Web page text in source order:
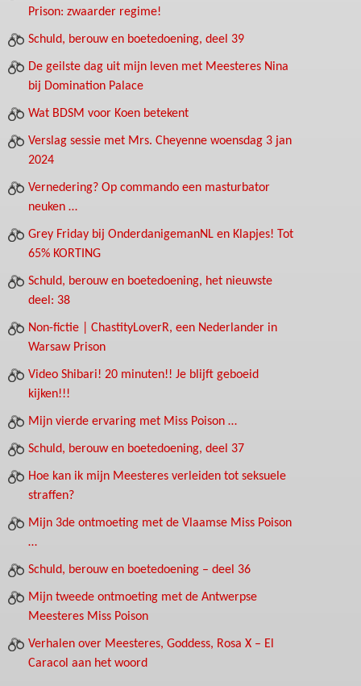
Prison: zwaarder regime!
Schuld, berouw en boetedoening, deel 39
De geilste dag uit mijn leven met Meesteres Nina
bij Domination Palace
Wat BDSM voor Koen betekent
Verslag sessie met Mrs. Cheyenne woensdag 3 jan
2024
Vernedering? Op commando een masturbator
neuken …
Grey Friday bij OnderdanigemanNL en Klapjes! Tot
65% KORTING
Schuld, berouw en boetedoening, het nieuwste
deel: 38
Non-fictie | ChastityLoverR, een Nederlander in
Warsaw Prison
Video Shibari! 20 minuten!! Je blijft geboeid
kijken!!!
Mijn vierde ervaring met Miss Poison …
Schuld, berouw en boetedoening, deel 37
Hoe kan ik mijn Meesteres verleiden tot seksuele
straffen?
Mijn 3de ontmoeting met de Vlaamse Miss Poison
…
Schuld, berouw en boetedoening – deel 36
Mijn tweede ontmoeting met de Antwerpse
Meesteres Miss Poison
Verhalen over Meesteres, Goddess, Rosa X – El
Caracol aan het woord